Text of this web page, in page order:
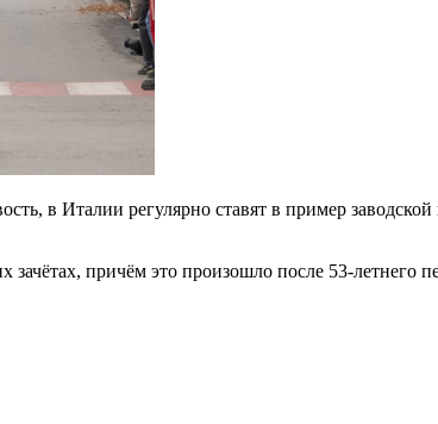
в Италии регулярно ставят в пример
причём это произошло после 53-летнего